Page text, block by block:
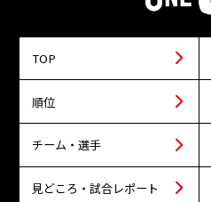
TOP
順位
チーム・選手
見どころ・試合レポート